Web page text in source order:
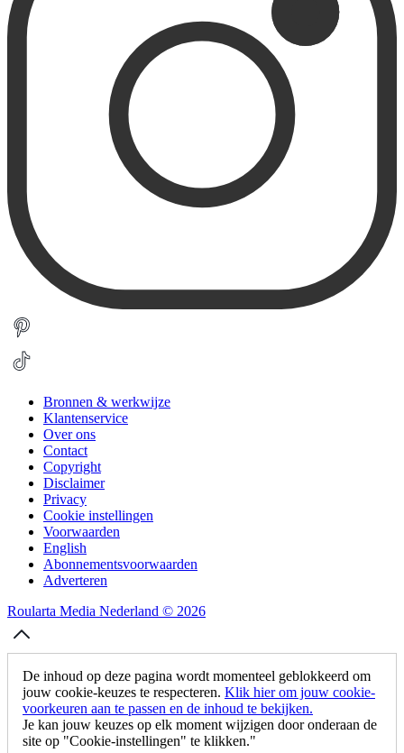
Bronnen & werkwijze
Klantenservice
Over ons
Contact
Copyright
Disclaimer
Privacy
Cookie instellingen
Voorwaarden
English
Abonnementsvoorwaarden
Adverteren
Roularta Media Nederland © 2026
De inhoud op deze pagina wordt momenteel geblokkeerd om
jouw cookie-keuzes te respecteren. Klik hier om jouw cookie-
voorkeuren aan te passen en de inhoud te bekijken.
Je kan jouw keuzes op elk moment wijzigen door onderaan de
site op "Cookie-instellingen" te klikken."